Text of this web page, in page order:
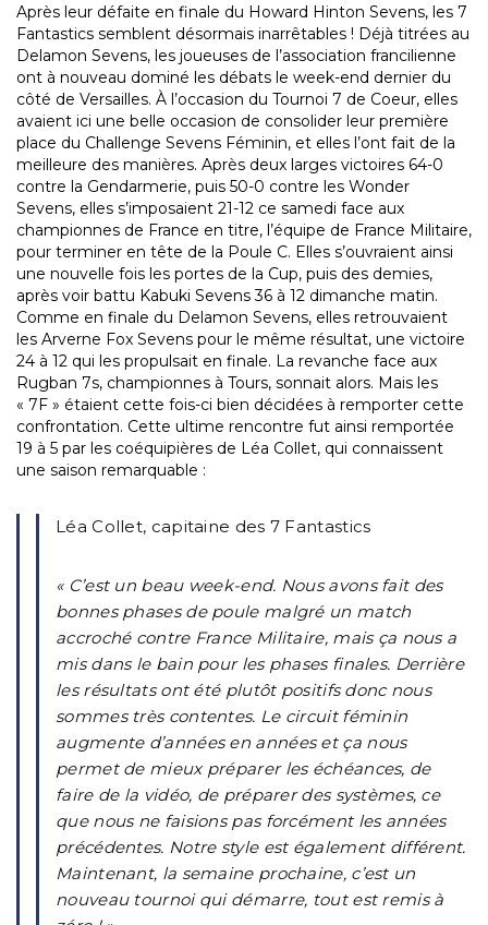
Après leur défaite en finale du Howard Hinton Sevens, les 7
Fantastics semblent désormais inarrêtables ! Déjà titrées au
Delamon Sevens, les joueuses de l’association francilienne
ont à nouveau dominé les débats le week-end dernier du
côté de Versailles. À l’occasion du Tournoi 7 de Coeur, elles
avaient ici une belle occasion de consolider leur première
place du Challenge Sevens Féminin, et elles l’ont fait de la
meilleure des manières. Après deux larges victoires 64-0
contre la Gendarmerie, puis 50-0 contre les Wonder
Sevens, elles s’imposaient 21-12 ce samedi face aux
championnes de France en titre, l’équipe de France Militaire,
pour terminer en tête de la Poule C. Elles s’ouvraient ainsi
une nouvelle fois les portes de la Cup, puis des demies,
après voir battu Kabuki Sevens 36 à 12 dimanche matin.
Comme en finale du Delamon Sevens, elles retrouvaient
les Arverne Fox Sevens pour le même résultat, une victoire
24 à 12 qui les propulsait en finale. La revanche face aux
Rugban 7s, championnes à Tours, sonnait alors. Mais les
« 7F » étaient cette fois-ci bien décidées à remporter cette
confrontation. Cette ultime rencontre fut ainsi remportée
19 à 5 par les coéquipières de Léa Collet, qui connaissent
une saison remarquable :
Léa Collet, capitaine des 7 Fantastics
« C’est un beau week-end. Nous avons fait des
bonnes phases de poule malgré un match
accroché contre France Militaire, mais ça nous a
mis dans le bain pour les phases finales. Derrière
les résultats ont été plutôt positifs donc nous
sommes très contentes. Le circuit féminin
augmente d’années en années et ça nous
permet de mieux préparer les échéances, de
faire de la vidéo, de préparer des systèmes, ce
que nous ne faisions pas forcément les années
précédentes. Notre style est également différent.
Maintenant, la semaine prochaine, c’est un
nouveau tournoi qui démarre, tout est remis à